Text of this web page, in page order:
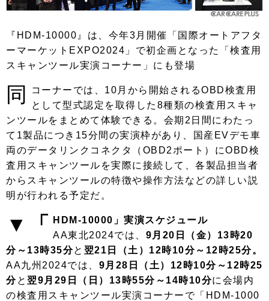
『HDM-10000』は、今年3月開催「国際オートアフタ
ーマーケットEXPO2024」で初企画となった「検査用
スキャンツール実演コーナー」にも登場
同
コーナーでは、10月から開始されるOBD検査用
として型式認定を取得した8種類の検査用スキャ
ンツールをまとめて体験できる。会期2日間にわたっ
て1製品につき15分間の実演枠があり、国産EVデモ車
両のデータリンクコネクタ（OBD2ポート）にOBD検
査用スキャンツールを実際に接続して、各製品担当者
からスキャンツールの特徴や操作方法などの詳しい説
明が行われる予定だ。
▼「
HDM-10000」実演スケジュール
AA東北2024では、 9月20日（金）13時20
分～13時35分と 翌21日（土）12時10分～12時25分。
AA九州2024では、 9月28日（土）12時10分～12時25
分と 翌9月29日（日）13時55分～14時10分に会場内
の検査用スキャンツール実演コーナーで「HDM-1000